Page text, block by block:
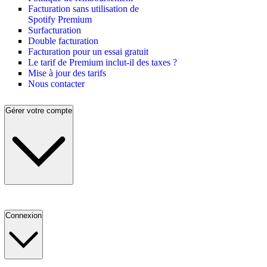
Facturation sans utilisation de
Spotify Premium
Surfacturation
Double facturation
Facturation pour un essai gratuit
Le tarif de Premium inclut-il des taxes ?
Mise à jour des tarifs
Nous contacter
Gérer votre compte
Connexion